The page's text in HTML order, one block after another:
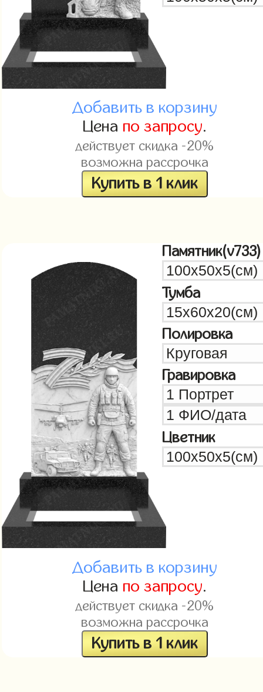
Добавить в корзину
Цена по запросу.
действует скидка -20%
возможна рассрочка
Купить в 1 клик
Памятник(v733)
Тумба
Полировка
Гравировка
Цветник
Добавить в корзину
Цена по запросу.
действует скидка -20%
возможна рассрочка
Купить в 1 клик